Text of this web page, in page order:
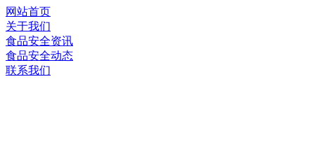
网站首页
关于我们
食品安全资讯
食品安全动态
联系我们